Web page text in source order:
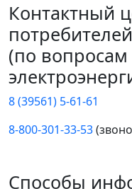
Контактный
(по
8 (39561) 5-61-61
8-800-301-33-53
Способы